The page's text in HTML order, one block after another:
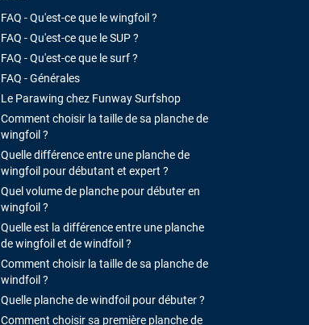
FAQ - Qu'est-ce que le wingfoil ?
FAQ - Qu'est-ce que le SUP ?
FAQ - Qu'est-ce que le surf ?
FAQ - Générales
Le Parawing chez Funway Surfshop
Comment choisir la taille de sa planche de
wingfoil ?
Quelle différence entre une planche de
wingfoil pour débutant et expert ?
Quel volume de planche pour débuter en
wingfoil ?
Quelle est la différence entre une planche
de wingfoil et de windfoil ?
Comment choisir la taille de sa planche de
windfoil ?
Quelle planche de windfoil pour débuter ?
Comment choisir sa première planche de